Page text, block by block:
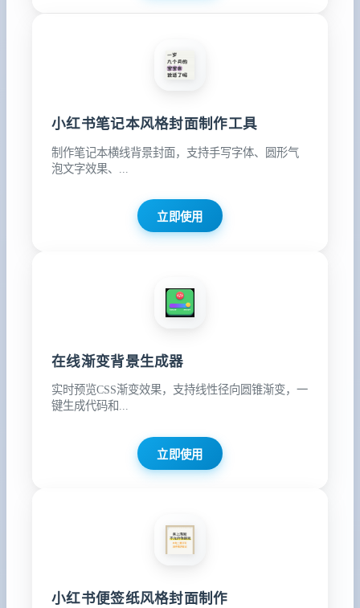
小红书笔记本风格封面制作工具
制作笔记本横线背景封面，支持手写字体、圆形气
泡文字效果、...
立即使用
在线渐变背景生成器
实时预览CSS渐变效果，支持线性径向圆锥渐变，一
键生成代码和...
立即使用
小红书便签纸风格封面制作